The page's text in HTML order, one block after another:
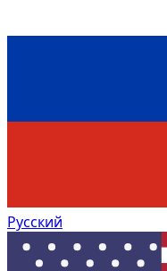
Русский